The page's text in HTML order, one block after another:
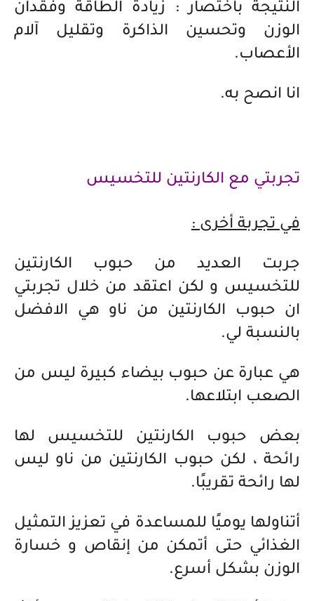
النتيجة باختصار : زيادة الطاقة وفقدان
الوزن وتحسين الذاكرة وتقليل آلام
الأعصاب.
انا انصح به.
تجربتي مع الكارنتين للتخسيس
في تجربة أخرى :
جربت العديد من حبوب الكارنتين
للتخسيس و لكن اعتقد من خلال تجربتي
ان حبوب الكارنتين من ناو هي الافضل
بالنسبة لي.
هي عبارة عن حبوب بيضاء كبيرة ليس من
الصعب ابتلاعها.
بعض حبوب الكارنتين للتخسيس لها
رائحة ، لكن حبوب الكارنتين من ناو ليس
لها رائحة تقريبًا.
أتناولها يوميًا للمساعدة في تعزيز التمثيل
الغذائي حتى أتمكن من إنقاص و خسارة
الوزن بشكل أسرع.